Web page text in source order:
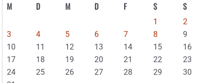
M D M D F S S
1
2
3
4 5 6 7 8
9
10
11 12 13 14 15
16
17
18 19 20 21 22
23
24
25 26 27 28 29
30